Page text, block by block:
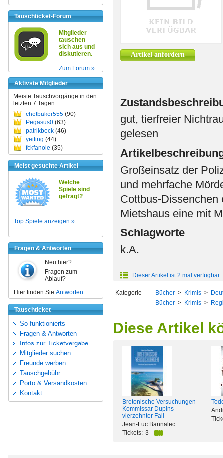
Tauschticket-Forum
Mitglieder
tauschen
sich aus und
diskutieren.
Zum Forum »
Aktivste Mitglieder
Meiste Tauschvorgänge in den
letzten 7 Tagen:
chetbaker555 (90)
Pegasus0 (63)
patrikbeck (46)
yeiting (44)
fckfanole (35)
Meist gesuchte Artikel
Welche
Spiele sind
gefragt?
Top Spiele anzeigen »
Fragen & Antworten
Neu hier?
Fragen zum
Ablauf?
Hier finden Sie Antworten
Tauschticket
So funktionierts
Fragen & Antworten
Infos zur Ticketvergabe
Mitglieder suchen
Freunde werben
Tauschgebühr
Porto & Versandkosten
Kontakt
Artikel anfordern
gut, tierfreier
gelesen
Großeinsatz der
und mehrfache
Cottbus-Dissenchen
Mietshaus eine mit
Schlagworte
k.A.
Dieser Artikel ist 2 mal verfügbar
Kategorie Bücher > Krimis >
Bücher > Krimis >
Diese Artikel
Bretonische Versuchungen -
Kommissar Dupins
vierzehnter Fall
Jean-Luc Bannalec
Tickets: 3